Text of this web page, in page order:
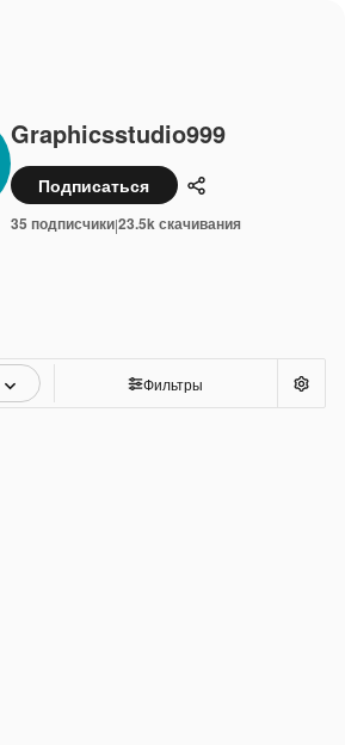
Graphicsstudio999
Подписаться Поделиться
35 подписчики|23.5k скачивания
Фильтры